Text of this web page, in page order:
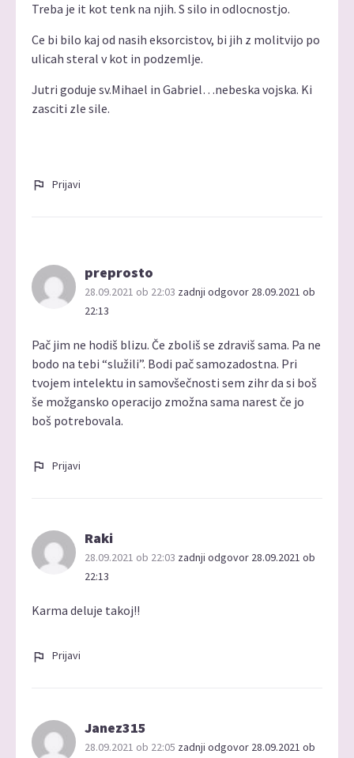
Treba je it kot tenk na njih. S silo in odlocnostjo.
Ce bi bilo kaj od nasih eksorcistov, bi jih z molitvijo po
ulicah steral v kot in podzemlje.
Jutri goduje sv.Mihael in Gabriel…nebeska vojska. Ki
zasciti zle sile.
Prijavi
preprosto
28.09.2021 ob 22:03 zadnji odgovor 28.09.2021 ob
22:13
Pač jim ne hodiš blizu. Če zboliš se zdraviš sama. Pa ne
bodo na tebi “služili”. Bodi pač samozadostna. Pri
tvojem intelektu in samovšečnosti sem zihr da si boš
še možgansko operacijo zmožna sama narest če jo
boš potrebovala.
Prijavi
Raki
28.09.2021 ob 22:03 zadnji odgovor 28.09.2021 ob
22:13
Karma deluje takoj!!
Prijavi
Janez315
28.09.2021 ob 22:05 zadnji odgovor 28.09.2021 ob